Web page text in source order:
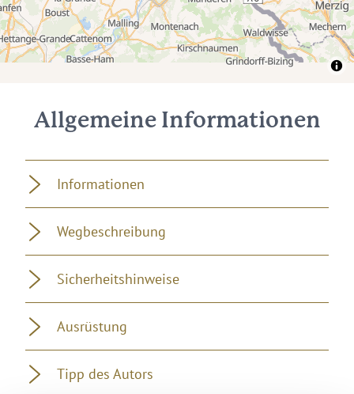
Allgemeine Informationen
Informationen
Wegbeschreibung
Sicherheitshinweise
Ausrüstung
Tipp des Autors